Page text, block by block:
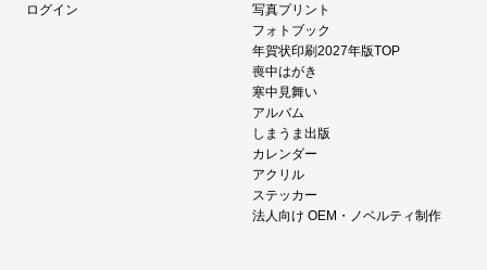
ログイン
写真プリント
フォトブック
年賀状印刷2027年版TOP
喪中はがき
寒中見舞い
アルバム
しまうま出版
カレンダー
アクリル
ステッカー
法人向け OEM・ノベルティ制作